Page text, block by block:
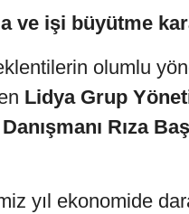
ve işi büyütme
olumlu
Lidya Grup
Rıza
yıl ekonomide